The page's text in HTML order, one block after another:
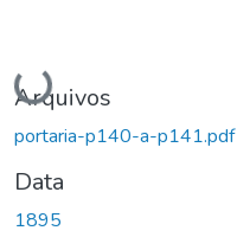
Carregando...
Arquivos
portaria-p140-a-p141.pdf
Data
1895